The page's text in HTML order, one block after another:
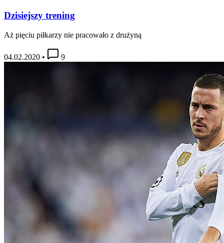
Dzisiejszy trening
Aż pięciu piłkarzy nie pracowało z drużyną
04.02.2020 • 9